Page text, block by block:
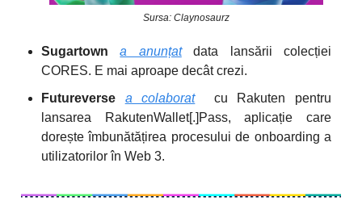
Sursa: Claynosaurz
Sugartown a anunțat
data lansării colecției
CORES. E mai aproape decât crezi.
Futureverse
a colaborat
cu Rakuten pentru
lansarea RakutenWallet[.]Pass, aplicație care
dorește îmbunătățirea procesului de onboarding a
utilizatorilor în Web 3.